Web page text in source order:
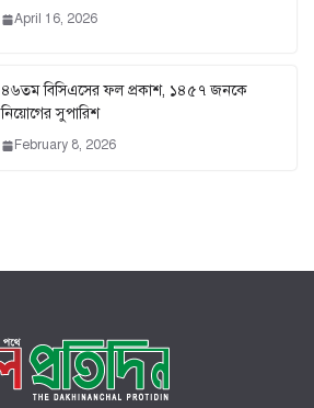
April 16, 2026
৪৬তম বিসিএসের ফল প্রকাশ, ১৪৫৭ জনকে
নিয়োগের সুপারিশ
February 8, 2026